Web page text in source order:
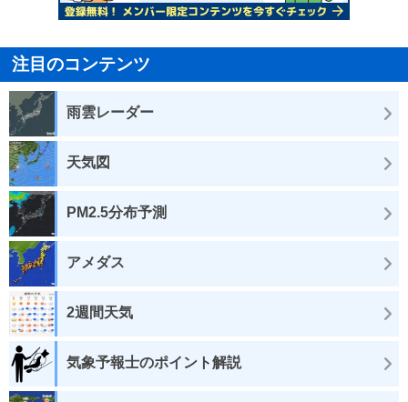
注目のコンテンツ
雨雲レーダー
天気図
PM2.5分布予測
アメダス
2週間天気
気象予報士のポイント解説